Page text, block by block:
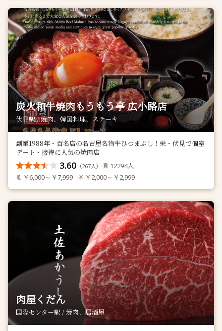
炭火和牛焼肉もうもう亭 広小路店
伏見駅 / 焼肉、韓国料理、ステーキ
創業1988年・百名店の名古屋名物牛ひつまぶし！栄・伏見で個室
デート・接待に人気の焼肉店
3.60 （267人） 12294人
￥6,000～￥7,999 ￥2,000～￥2,999
肉屋くだん
国際センター駅 / 焼肉、居酒屋